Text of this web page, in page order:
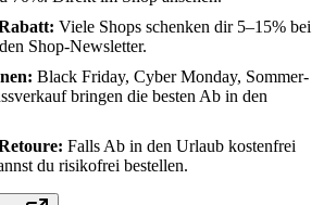
Viele Shops schenken dir 5–15% bei
Shop-Newsletter.
Black Friday, Cyber Monday, Sommer-
bringen die besten Ab in den
Falls Ab in den Urlaub kostenfrei
du risikofrei bestellen.